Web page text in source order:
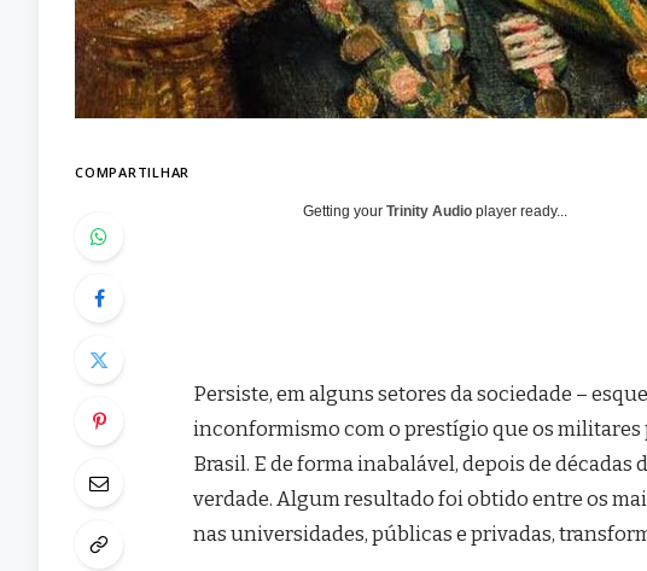
COMPARTILHAR
Getting yourTrinity Audio player ready...
Persiste, em alguns setores da sociedade –
inconformismo com o prestígio que os militares
Brasil. E de forma inabalável, depois de
verdade. Algum resultado foi obtido entre os
nas universidades, públicas e privadas,